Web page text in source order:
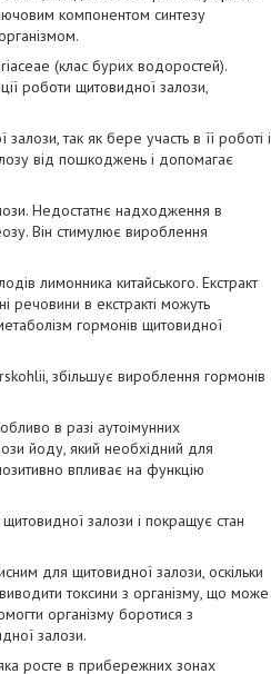
компонентом синтезу
(клас бурих водоростей).
роботи щитовидної залози,
так як бере участь в її роботі і
від пошкоджень і допомагає
Недостатнє надходження в
Він стимулює вироблення
лимонника китайського. Екстракт
речовини в екстракті можуть
гормонів щитовидної
збільшує вироблення гормонів
в разі аутоімунних
йоду, який необхідний для
впливає на функцію
залози і покращує стан
для щитовидної залози, оскільки
токсини з організму, що може
організму боротися з
залози.
росте в прибережних зонах